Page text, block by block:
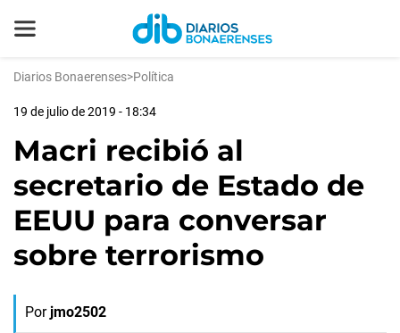
Diarios Bonaerenses>Política
19 de julio de 2019 - 18:34
Macri recibió al
secretario de Estado de
EEUU para conversar
sobre terrorismo
Por jmo2502